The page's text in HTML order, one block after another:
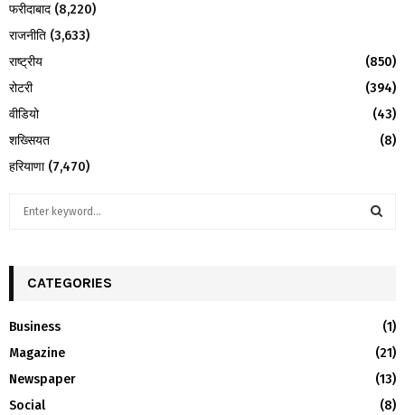
फरीदाबाद (8,220)
राजनीति (3,633)
राष्ट्रीय
(850)
रोटरी
(394)
वीडियो
(43)
शख्सियत
(8)
हरियाणा(7,470)
h
o
r
:
R
CATEGORIES
Business
(1)
Magazine
(21)
Newspaper
(13)
Social
(8)